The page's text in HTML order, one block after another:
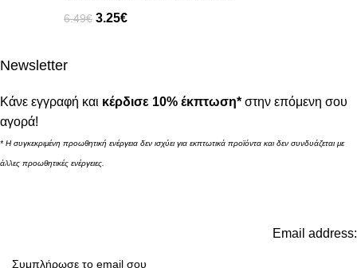
6.49€ 3.25€
Newsletter
Κάνε εγγραφή και κέρδισε 10% έκπτωση* στην επόμενη σου
αγορά!
* Η συγκεκριμένη προωθητική ενέργεια δεν ισχύει για εκπτωτικά προϊόντα και δεν συνδυάζεται με
άλλες προωθητικές ενέργειες.
Email address: